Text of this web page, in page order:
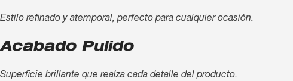
Estilo refinado y atemporal, perfecto para cualquier ocasión.
Acabado Pulido
Superficie brillante que realza cada detalle del producto.